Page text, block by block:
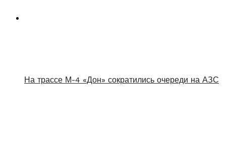
На трассе М-4 «Дон» сократились очереди на АЗС